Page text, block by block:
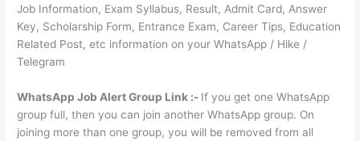
Job Information, Exam Syllabus, Result, Admit Card, Answer
Key, Scholarship Form, Entrance Exam, Career Tips, Education
Related Post, etc information on your WhatsApp / Hike /
Telegram
WhatsApp Job Alert Group Link :- If you get one WhatsApp
group full, then you can join another WhatsApp group. On
joining more than one group, you will be removed from all